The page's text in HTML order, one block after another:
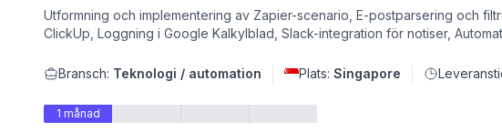
Utformning och implementering av Zapier-scenario, E-postparsering och
ClickUp, Loggning i Google Kalkylblad, Slack-integration för notiser,
Bransch: Teknologi / automation Plats: Singapore
1 månad